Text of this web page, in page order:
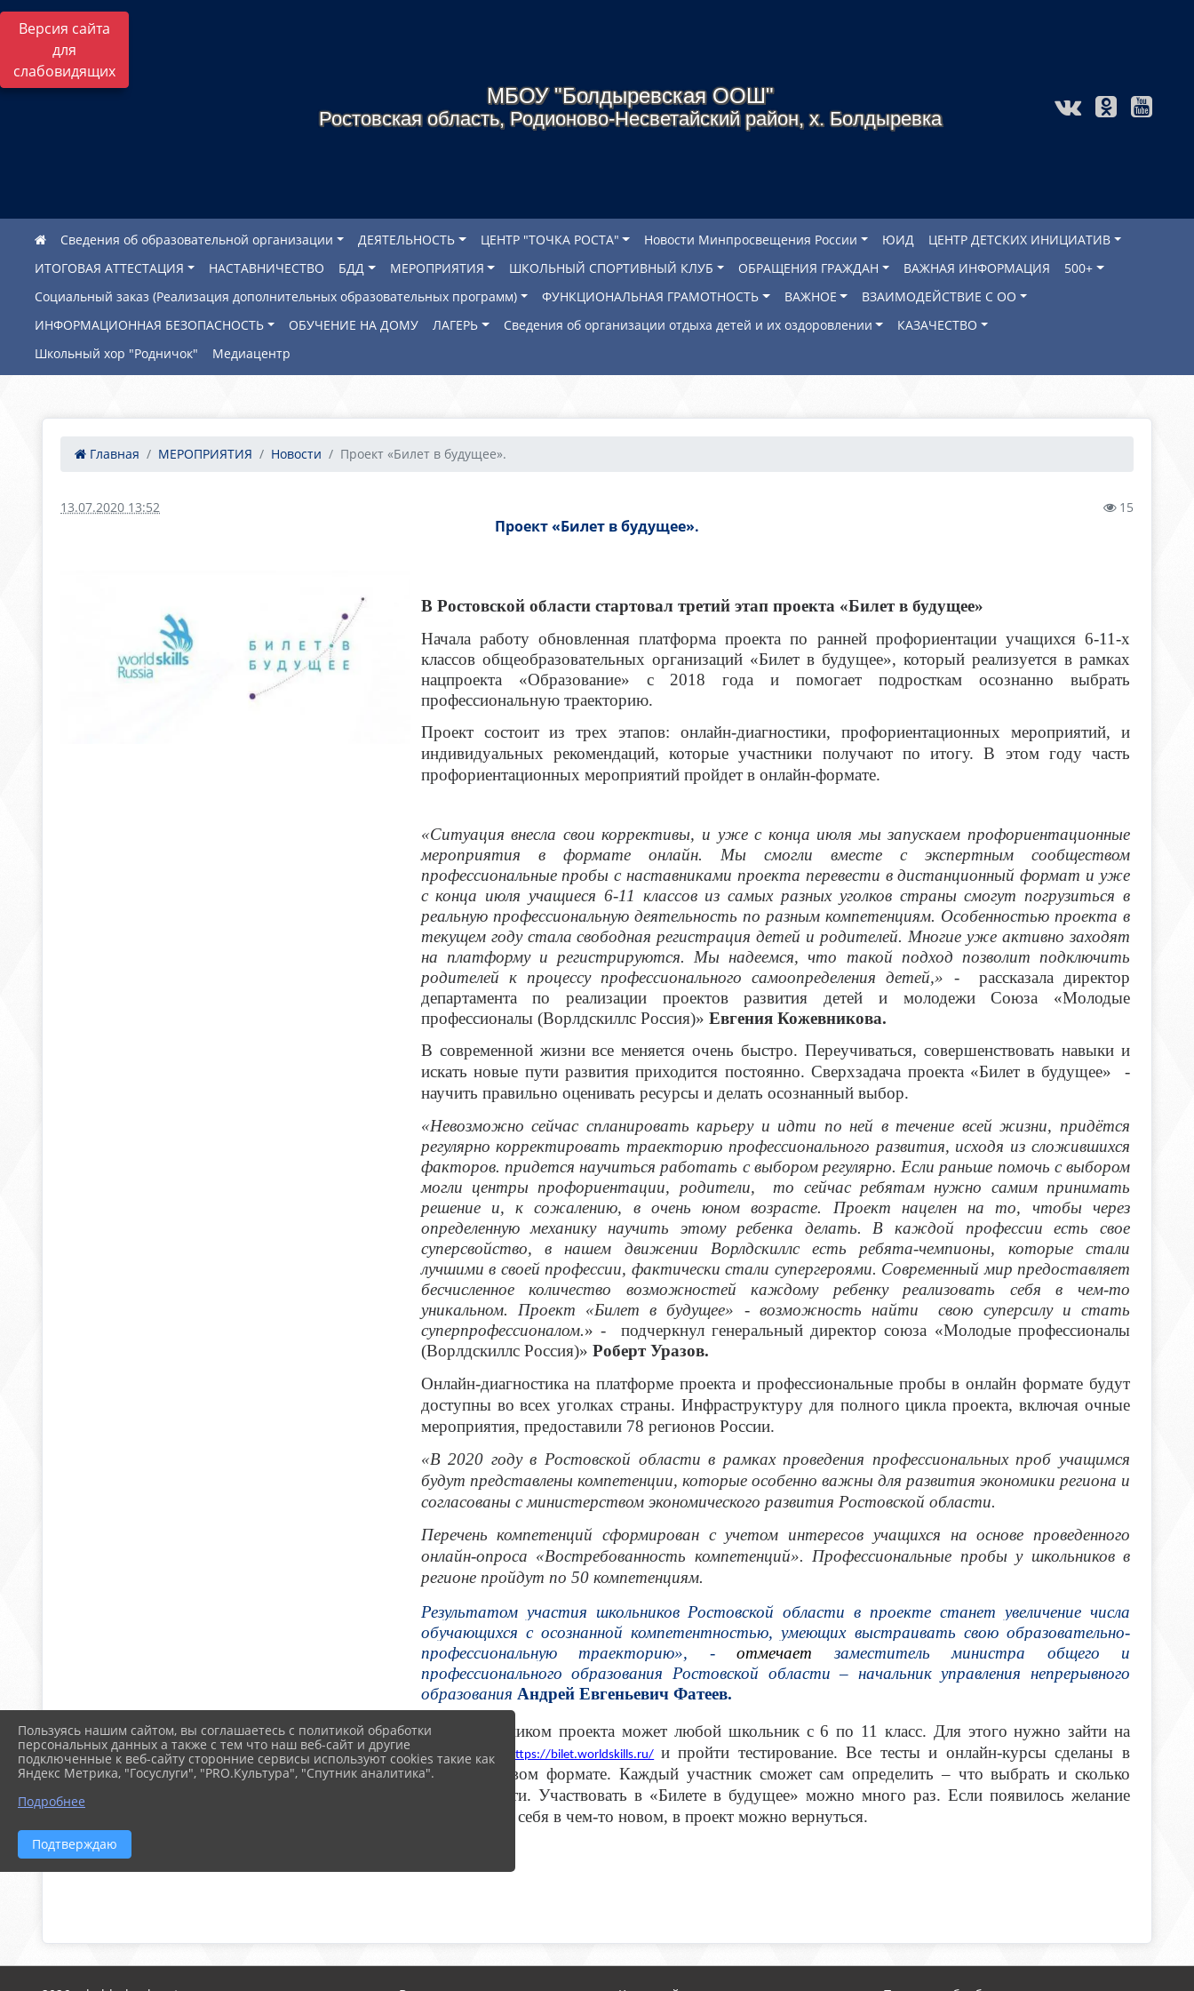
Версия сайта
для
слабовидящих
МБОУ "Болдыревская ООШ"
Ростовская область, Родионово-Несветайский район, х. Болдыревка
Сведения об образовательной организации ДЕЯТЕЛЬНОСТЬ ЦЕНТР "ТОЧКА РОСТА" Новости Минпросвещения России ЮИД
ЦЕНТР ДЕТСКИХ ИНИЦИАТИВ
ИТОГОВАЯ АТТЕСТАЦИЯ
НАСТАВНИЧЕСТВО БДД МЕРОПРИЯТИЯ ШКОЛЬНЫЙ СПОРТИВНЫЙ КЛУБ ОБРАЩЕНИЯ ГРАЖДАН ВАЖНАЯ ИНФОРМАЦИЯ
500+
Социальный заказ (Реализация дополнительных образовательных программ)
ФУНКЦИОНАЛЬНАЯ ГРАМОТНОСТЬ ВАЖНОЕ
ВЗАИМОДЕЙСТВИЕ С ОО
ИНФОРМАЦИОННАЯ БЕЗОПАСНОСТЬ
ОБУЧЕНИЕ НА ДОМУ ЛАГЕРЬ Сведения об организации отдыха детей и их оздоровлении
КАЗАЧЕСТВО
Школьный хор "Родничок"
Медиацентр
Главная МЕРОПРИЯТИЯ Новости Проект «Билет в будущее».
13.07.2020 13:52 15
Проект «Билет в будущее».
В Ростовской области стартовал третий этап проекта «Билет в будущее»
Начала работу обновленная платформа проекта по ранней профориентации учащихся 6-11-х
классов общеобразовательных организаций «Билет в будущее», который реализуется в рамках
нацпроекта «Образование» с 2018 года и помогает подросткам осознанно выбрать
профессиональную траекторию.
Проект состоит из трех этапов: онлайн-диагностики, профориентационных мероприятий, и
индивидуальных рекомендаций, которые участники получают по итогу. В этом году часть
профориентационных мероприятий пройдет в онлайн-формате.
«Ситуация внесла свои коррективы, и уже с конца июля мы запускаем профориентационные
мероприятия в формате онлайн. Мы смогли вместе с экспертным сообществом
профессиональные пробы с наставниками проекта перевести в дистанционный формат и уже
с конца июля учащиеся 6-11 классов из самых разных уголков страны смогут погрузиться в
реальную профессиональную деятельность по разным компетенциям. Особенностью проекта в
текущем году стала свободная регистрация детей и родителей. Многие уже активно заходят
на платформу и регистрируются. Мы надеемся, что такой подход позволит подключить
родителей к процессу профессионального самоопределения детей,» - рассказала
директор
департамента по реализации проектов развития детей и молодежи Союза «Молодые
профессионалы (Ворлдскиллс Россия)» Евгения Кожевникова.
В современной жизни все меняется очень быстро. Переучиваться, совершенствовать навыки и
искать новые пути развития приходится постоянно. Сверхзадача проекта «Билет в будущее» -
научить правильно оценивать ресурсы и делать осознанный выбор.
«Невозможно сейчас спланировать карьеру и идти по ней в течение всей жизни, придётся
регулярно корректировать траекторию профессионального развития, исходя из сложившихся
факторов. придется научиться работать с выбором регулярно. Если раньше помочь с выбором
могли центры профориентации, родители, то сейчас ребятам нужно самим принимать
решение и, к сожалению, в очень юном возрасте. Проект нацелен на то, чтобы через
определенную механику научить этому ребенка делать. В каждой профессии есть свое
суперсвойство, в нашем движении Ворлдскиллс есть ребята-чемпионы, которые стали
лучшими в своей профессии, фактически стали супергероями. Современный мир предоставляет
бесчисленное количество возможностей каждому ребенку реализовать себя в чем-то
уникальном. Проект «Билет в будущее» - возможность найти свою суперсилу и стать
суперпрофессионалом.» - подчеркнул генеральный директор союза «Молодые профессионалы
(Ворлдскиллс Россия)» Роберт Уразов.
Онлайн-диагностика на платформе проекта и профессиональные пробы в онлайн формате будут
доступны во всех уголках страны. Инфраструктуру для полного цикла проекта, включая очные
мероприятия, предоставили 78 регионов России.
«В 2020 году в Ростовской области в рамках проведения профессиональных проб учащимся
будут представлены компетенции, которые особенно важны для развития экономики региона и
согласованы с министерством экономического развития Ростовской области.
Перечень компетенций сформирован с учетом интересов учащихся на основе проведенного
онлайн-опроса «Востребованность компетенций». Профессиональные пробы у школьников в
регионе пройдут по 50 компетенциям.
Результатом участия школьников Ростовской области в проекте станет увеличение числа
обучающихся с осознанной компетентностью, умеющих выстраивать свою образовательно-
профессиональную траекторию», -отмечаетзаместитель министра общего и
профессионального образования Ростовской области – начальник управления непрерывного
образования Андрей Евгеньевич Фатеев.
Стать участником проекта может любой школьник с 6 по 11 класс. Для этого нужно зайти на
платформу
https://bilet.worldskills.ru/ и пройти тестирование. Все тесты и онлайн-курсы сделаны в
легком игровом формате. Каждый участник сможет сам определить – что выбрать и сколько
этапов пройти. Участвовать в «Билете в будущее» можно много раз. Если появилось желание
попробовать себя в чем-то новом, в проект можно вернуться.
Пользуясь нашим сайтом, вы соглашаетесь с политикой обработки
персональных данных а также с тем что наш веб-сайт и другие
подключенные к веб-сайту сторонние сервисы используют cookies такие как
Яндекс Метрика, "Госуслуги", "PRO.Культура", "Спутник аналитика".
Подробнее
Подтверждаю